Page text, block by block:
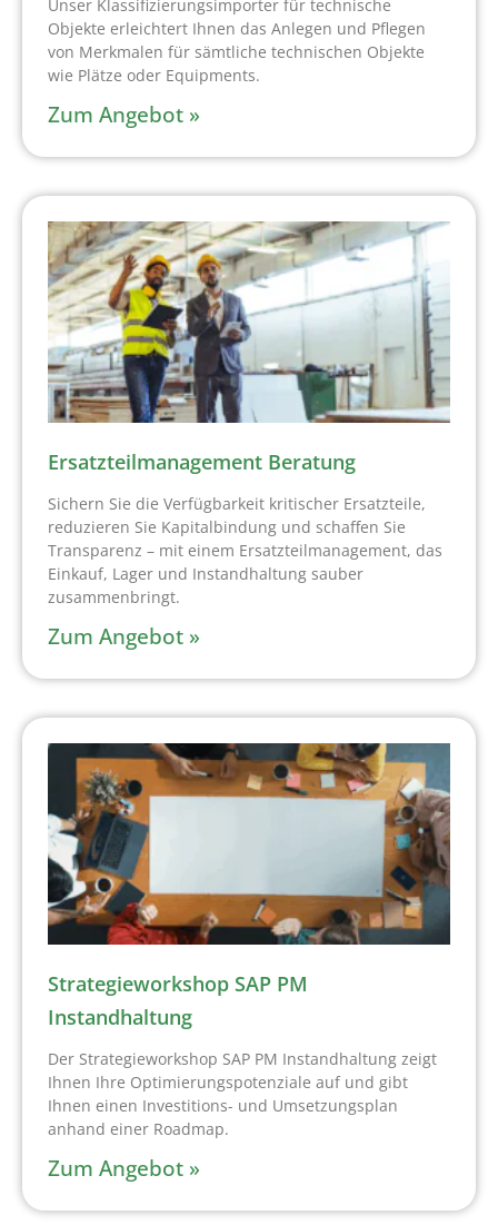
Unser Klassifizierungsimporter für technische
Objekte erleichtert Ihnen das Anlegen und Pflegen
von Merkmalen für sämtliche technischen Objekte
wie Plätze oder Equipments.
Zum Angebot »
Ersatzteilmanagement Beratung
Sichern Sie die Verfügbarkeit kritischer Ersatzteile,
reduzieren Sie Kapitalbindung und schaffen Sie
Transparenz – mit einem Ersatzteilmanagement, das
Einkauf, Lager und Instandhaltung sauber
zusammenbringt.
Zum Angebot »
Strategieworkshop SAP PM
Instandhaltung
Der Strategieworkshop SAP PM Instandhaltung zeigt
Ihnen Ihre Optimierungspotenziale auf und gibt
Ihnen einen Investitions- und Umsetzungsplan
anhand einer Roadmap.
Zum Angebot »